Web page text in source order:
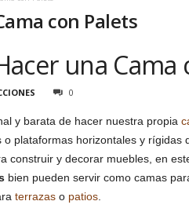
con Palets
una Cama
0
y barata de hacer nuestra propia
o plataformas horizontales y rígidas
construir y decorar muebles, en
bien pueden servir como camas
terrazaso patios.